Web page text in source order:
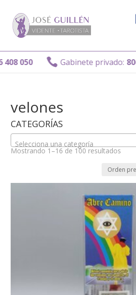
 Gabinete privado: 806 408 011
velones
CATEGORÍAS
Selecciona una categoría
Mostrando 1–16 de 100 resultados